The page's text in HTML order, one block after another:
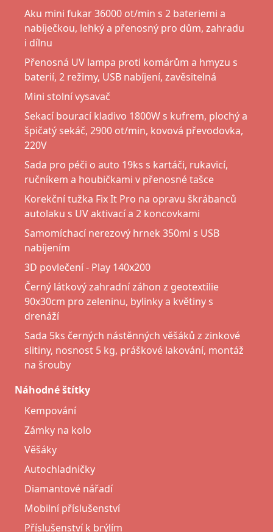
Aku mini fukar 36000 ot/min s 2 bateriemi a
nabíječkou, lehký a přenosný pro dům, zahradu
i dílnu
Přenosná UV lampa proti komárům a hmyzu s
baterií, 2 režimy, USB nabíjení, zavěsitelná
Mini stolní vysavač
Sekací bourací kladivo 1800W s kufrem, plochý a
špičatý sekáč, 2900 ot/min, kovová převodovka,
220V
Sada pro péči o auto 19ks s kartáči, rukavicí,
ručníkem a houbičkami v přenosné tašce
Korekční tužka Fix It Pro na opravu škrábanců
autolaku s UV aktivací a 2 koncovkami
Samomíchací nerezový hrnek 350ml s USB
nabíjením
3D povlečení - Play 140x200
Černý látkový zahradní záhon z geotextilie
90x30cm pro zeleninu, bylinky a květiny s
drenáží
Sada 5ks černých nástěnných věšáků z zinkové
slitiny, nosnost 5 kg, práškové lakování, montáž
na šrouby
Náhodné štítky
Kempování
Zámky na kolo
Věšáky
Autochladničky
Diamantové nářadí
Mobilní příslušenství
Příslušenství k brýlím